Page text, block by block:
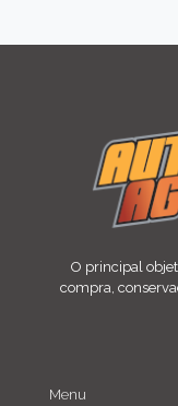
O principal
compra,
Menu